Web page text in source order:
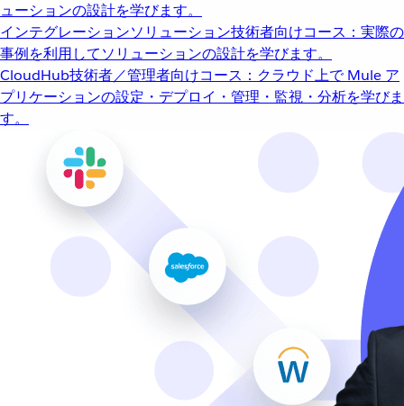
ューションの設計を学びます。
インテグレーションソリューション技術者向けコース：実際の
事例を利用してソリューションの設計を学びます。
CloudHub技術者／管理者向けコース：クラウド上で Mule ア
プリケーションの設定・デプロイ・管理・監視・分析を学びま
す。